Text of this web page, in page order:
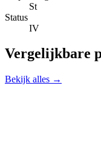
St
Status
IV
Vergelijkbare
Bekijk alles →